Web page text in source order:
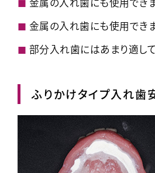
金属の入れ歯にも使用でき
部分入れ歯にはあまり適し
ふりかけタイプ入れ歯